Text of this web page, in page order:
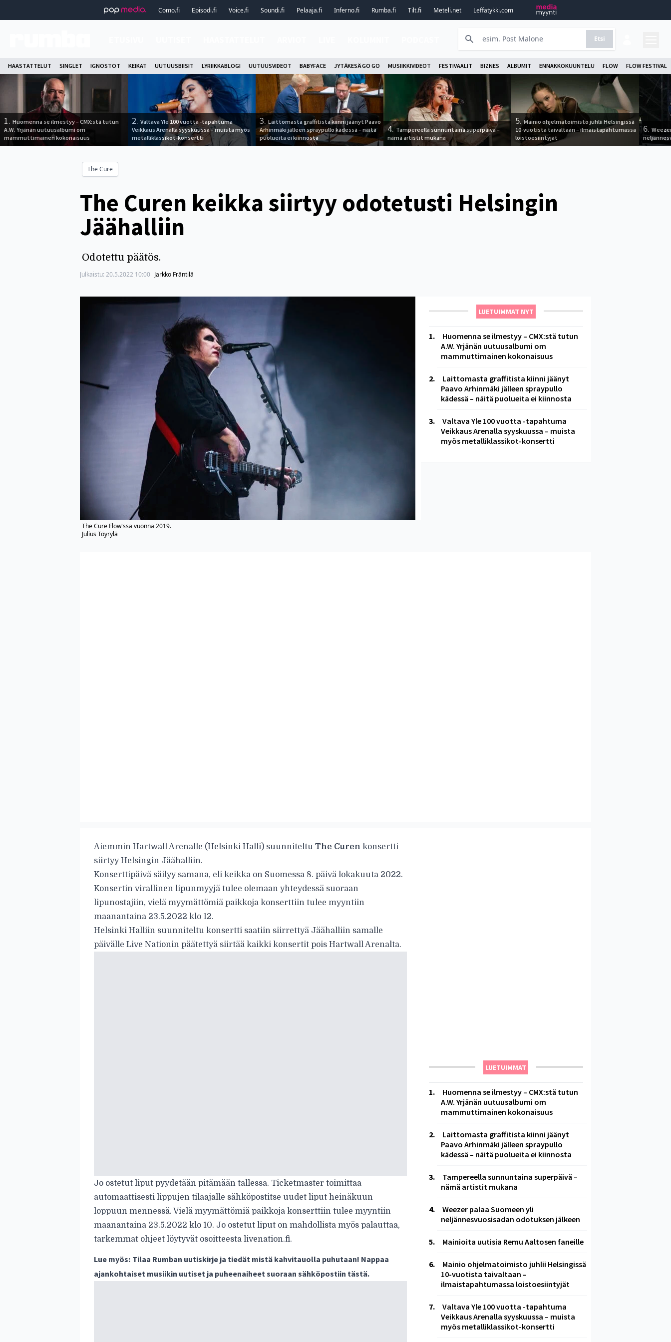
Como.fi Episodi.fi Voice.fi Soundi.fi Pelaaja.fi Inferno.fi Rumba.fi Tilt.fi Meteli.net Leffatykki.com
Etsi
HAASTATTELUT SINGLET IGNOSTOT KEIKAT UUTUUSBIISIT LYRIIKKABLOGI UUTUUSVIDEOT BABYFACE JYTÄKESÄ GO GO MUSIIKKIVIDEOT FESTIVAALIT BIZNES ALBUMIT ENNAKKOKUUNTELU FLOW FLOW FESTIVAL
1. Huomenna se ilmestyy – CMX:stä tutun
A.W. Yrjänän uutuusalbumi om
mammuttimainen kokonaisuus
2. Valtava Yle 100 vuotta -tapahtuma
Veikkaus Arenalla syyskuussa – muista myös
metalliklassikot-konsertti
3. Laittomasta graffitista kiinni jäänyt Paavo
Arhinmäki jälleen spraypullo kädessä – näitä
puolueita ei kiinnosta
4.Tampereella sunnuntaina superpäivä –
nämä artistit mukana
5.Mainio ohjelmatoimisto juhlii Helsingissä
10-vuotista taivaltaan – ilmaistapahtumassa
loistoesiintyjät
6.
The Cure
The Curen keikka siirtyy odotetusti Helsingin
Jäähalliin
Odotettu päätös.
Julkaistu: 20.5.2022 10:00 Jarkko Fräntilä
The Cure Flow'ssa vuonna 2019.
Julius Töyrylä
LUETUIMMAT NYT
Huomenna se ilmestyy – CMX:stä tutun
A.W. Yrjänän uutuusalbumi om
mammuttimainen kokonaisuus
Laittomasta graffitista kiinni jäänyt
Paavo Arhinmäki jälleen spraypullo
kädessä – näitä puolueita ei kiinnosta
Valtava Yle 100 vuotta -tapahtuma
Veikkaus Arenalla syyskuussa – muista
myös metalliklassikot-konsertti
Aiemmin Hartwall Arenalle (Helsinki Halli) suunniteltu The Curen konsertti
siirtyy Helsingin Jäähalliin.
Konserttipäivä säilyy samana, eli keikka on Suomessa 8. päivä lokakuuta 2022.
Konsertin virallinen lipunmyyjä tulee olemaan yhteydessä suoraan
lipunostajiin, vielä myymättömiä paikkoja konserttiin tulee myyntiin
maanantaina 23.5.2022 klo 12.
Helsinki Halliin suunniteltu konsertti saatiin siirrettyä Jäähalliin samalle
päivälle Live Nationin päätettyä siirtää kaikki konsertit pois Hartwall Arenalta.
Jo ostetut liput pyydetään pitämään tallessa. Ticketmaster toimittaa
automaattisesti lippujen tilaajalle sähköpostitse uudet liput heinäkuun
loppuun mennessä. Vielä myymättömiä paikkoja konserttiin tulee myyntiin
maanantaina 23.5.2022 klo 10. Jo ostetut liput on mahdollista myös palauttaa,
tarkemmat ohjeet löytyvät osoitteesta livenation.fi.
Lue myös: Tilaa Rumban uutiskirje ja tiedät mistä kahvitauolla puhutaan! Nappaa
ajankohtaiset musiikin uutiset ja puheenaiheet suoraan sähköpostiin tästä.
LUETUIMMAT
Huomenna se ilmestyy – CMX:stä tutun
A.W. Yrjänän uutuusalbumi om
mammuttimainen kokonaisuus
Laittomasta graffitista kiinni jäänyt
Paavo Arhinmäki jälleen spraypullo
kädessä – näitä puolueita ei kiinnosta
Tampereella sunnuntaina superpäivä –
nämä artistit mukana
Weezer palaa Suomeen yli
neljännesvuosisadan odotuksen jälkeen
Mainioita uutisia Remu Aaltosen faneille
Mainio ohjelmatoimisto juhlii Helsingissä
10-vuotista taivaltaan –
ilmaistapahtumassa loistoesiintyjät
Valtava Yle 100 vuotta -tapahtuma
Veikkaus Arenalla syyskuussa – muista
myös metalliklassikot-konsertti